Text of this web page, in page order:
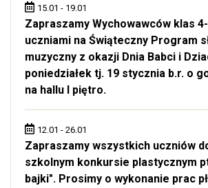
15.01 - 19.01
Zapraszamy Wychowawców klas
uczniami na Świąteczny Program
muzyczny z okazji Dnia Babci i
poniedziałek tj. 19 stycznia b.r. o
na hallu I piętro.
12.01 - 26.01
Zapraszamy wszystkich uczniów
szkolnym konkursie plastycznym
bajki". Prosimy o wykonanie prac